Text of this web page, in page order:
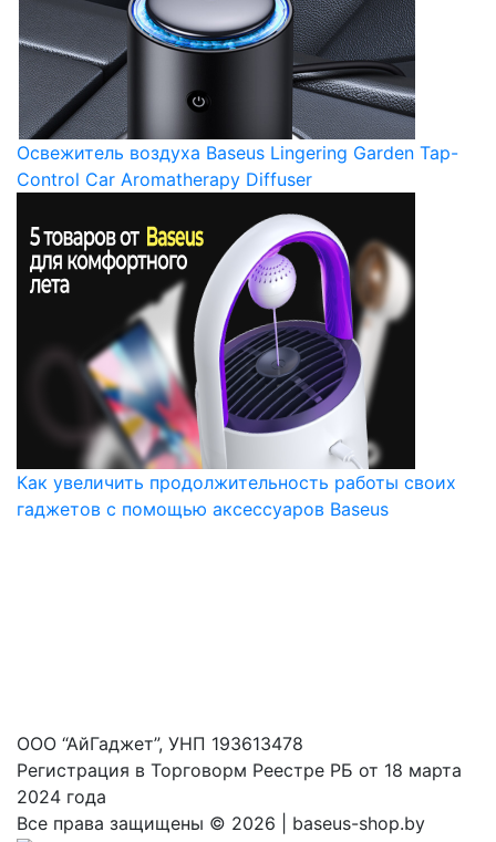
Освежитель воздуха Baseus Lingering Garden Tap-
Control Car Aromatherapy Diffuser
Как увеличить продолжительность работы своих
гаджетов с помощью аксессуаров Baseus
ООО “АйГаджет”, УНП 193613478
Регистрация в Торговорм Реестре РБ от 18 марта
2024 года
Все права защищены © 2026 | baseus-shop.by